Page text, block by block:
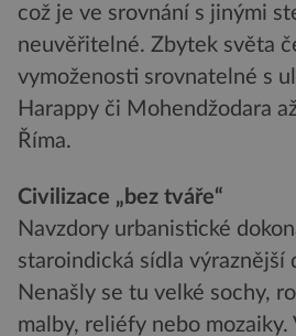
což je ve srovnání s jinými
neuvěřitelné. Zbytek světa
vymoženosti srovnatelné s
Harappy či Mohendžodara
Říma.
Civilizace „bez tváře“
Navzdory urbanistické
staroindická sídla výraznější
Nenašly se tu velké sochy,
malby, reliéfy nebo mozaiky.